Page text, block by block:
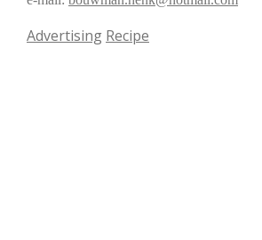
Advertising Recipe